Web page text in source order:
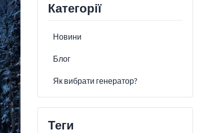
Категорії
Новини
Блог
Як вибрати генератор?
Теги